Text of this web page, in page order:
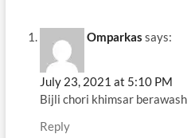
Omparkas says:
July 23, 2021 at 5:10 PM
Bijli chori khimsar berawash
Reply